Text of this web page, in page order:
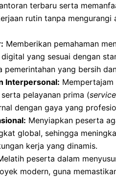
terbaru serta
rutin tanpa mengurangi
Memberikan pemahaman
yang sesuai dengan
yang bersih
Interpersonal:
pelayanan prima (
dengan gaya yang
Menyiapkan peserta
global, sehingga
kerja yang dinamis.
peserta dalam
modern, guna